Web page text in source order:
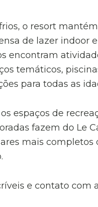
o resort
de lazer indoor
encontram
temáticos,
para todas as
espaços de
fazem do Le
mais completos
e contato com